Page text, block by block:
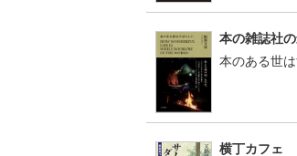
本の雑誌社
本のある世
横丁カフェ